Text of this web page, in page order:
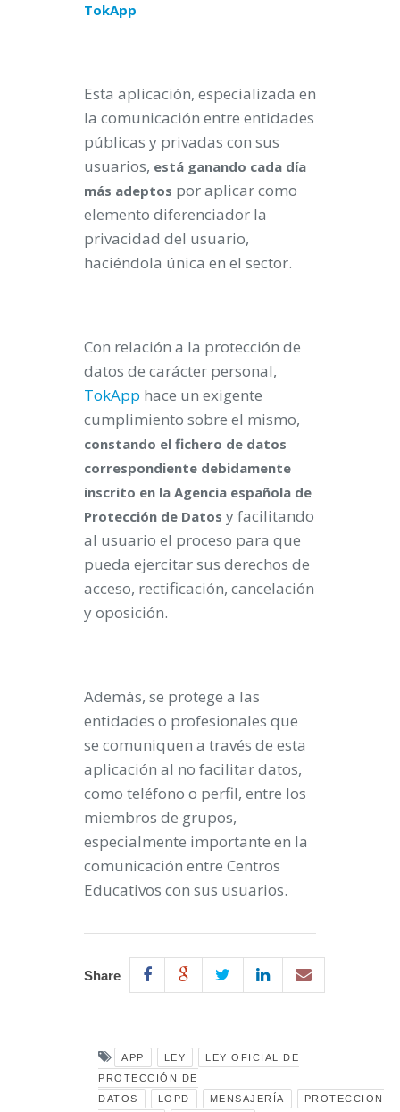
TokApp
Esta aplicación, especializada en
la comunicación entre entidades
públicas y privadas con sus
usuarios, está ganando cada día
más adeptos por aplicar como
elemento diferenciador la
privacidad del usuario,
haciéndola única en el sector.
Con relación a la protección de
datos de carácter personal,
TokApp hace un exigente
cumplimiento sobre el mismo,
constando el fichero de datos
correspondiente debidamente
inscrito en la Agencia española de
Protección de Datos y facilitando
al usuario el proceso para que
pueda ejercitar sus derechos de
acceso, rectificación, cancelación
y oposición.
Además, se protege a las
entidades o profesionales que
se comuniquen a través de esta
aplicación al no facilitar datos,
como teléfono o perfil, entre los
miembros de grupos,
especialmente importante en la
comunicación entre Centros
Educativos con sus usuarios.
Share
APP LEY
LEY OFICIAL DE
PROTECCIÓN DE
DATOS
LOPD MENSAJERÍA PROTECCION